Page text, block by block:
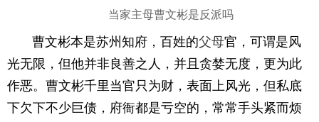
当家主母曹文彬是反派吗
曹文彬本是苏州知府，百姓的父母官，可谓是风
光无限，但他并非良善之人，并且贪婪无度，更为此
作恶。曹文彬千里当官只为财，表面上风光，但私底
下欠下不少巨债，府衙都是亏空的，常常手头紧而烦